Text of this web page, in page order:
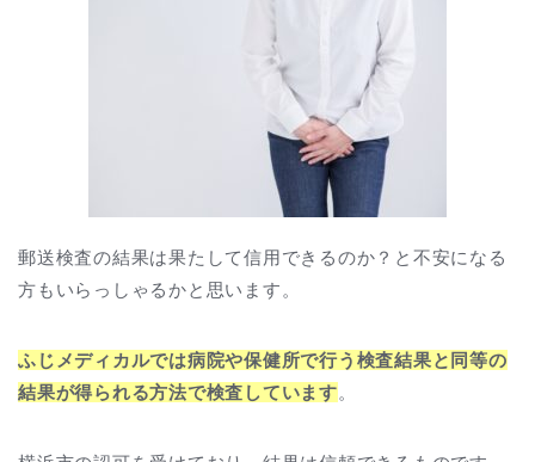
郵送検査の結果は果たして信用できるのか？と不安になる
方もいらっしゃるかと思います。
ふじメディカルでは病院や保健所で行う検査結果と同等の
結果が得られる方法で検査しています。